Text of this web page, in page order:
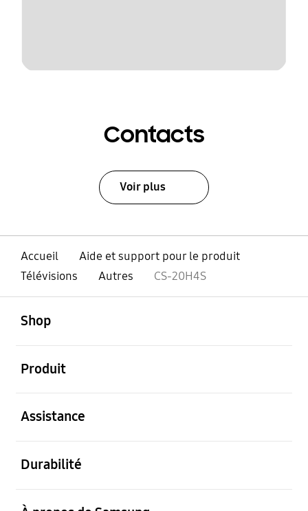
Contacts
Voir plus
Accueil
Aide et support pour le produit
Télévisions
Autres CS-20H4S
Shop
Produit
Assistance
Durabilité